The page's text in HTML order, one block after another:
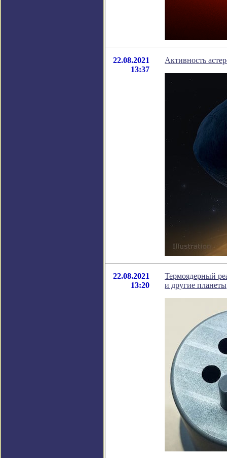
22.08.2021
13:37
Активность
22.08.2021
13:20
Термоядерный
и другие планеты